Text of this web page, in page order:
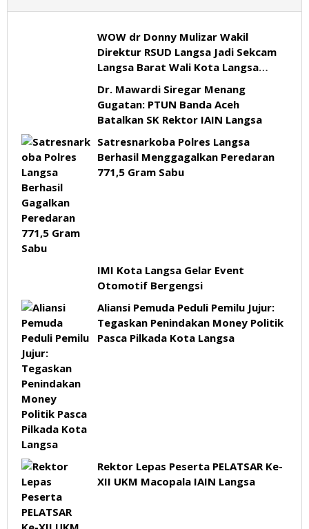
WOW dr Donny Mulizar Wakil
Direktur RSUD Langsa Jadi Sekcam
Langsa Barat Wali Kota Langsa
Rombak Kabinet Langsa Juara Hari
Sabtu Lantik 122 Pejabat Eselon III
dan IV
Dr. Mawardi Siregar Menang
Gugatan: PTUN Banda Aceh
Batalkan SK Rektor IAIN Langsa
Satresnarkoba Polres Langsa
Berhasil Menggagalkan Peredaran
771,5 Gram Sabu
IMI Kota Langsa Gelar Event
Otomotif Bergengsi
Aliansi Pemuda Peduli Pemilu Jujur:
Tegaskan Penindakan Money Politik
Pasca Pilkada Kota Langsa
Rektor Lepas Peserta PELATSAR Ke-
XII UKM Macopala IAIN Langsa